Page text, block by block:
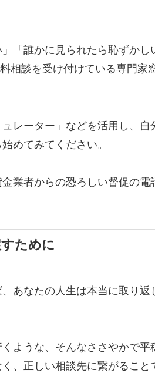
「誰かに見られたら恥ずかし
相談を受け付けている専門家
レーター」などを活用し、自
めてみてください。
業者からの恐ろしい督促の電
ために
あなたの人生は本当に取り返
ような、そんなささやかで平
、正しい相談先に繋がること